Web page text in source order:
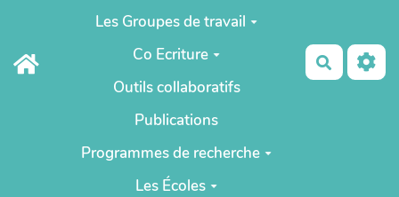
Les Groupes de travail
Co Ecriture
Outils collaboratifs
Publications
Programmes de recherche
Les Écoles